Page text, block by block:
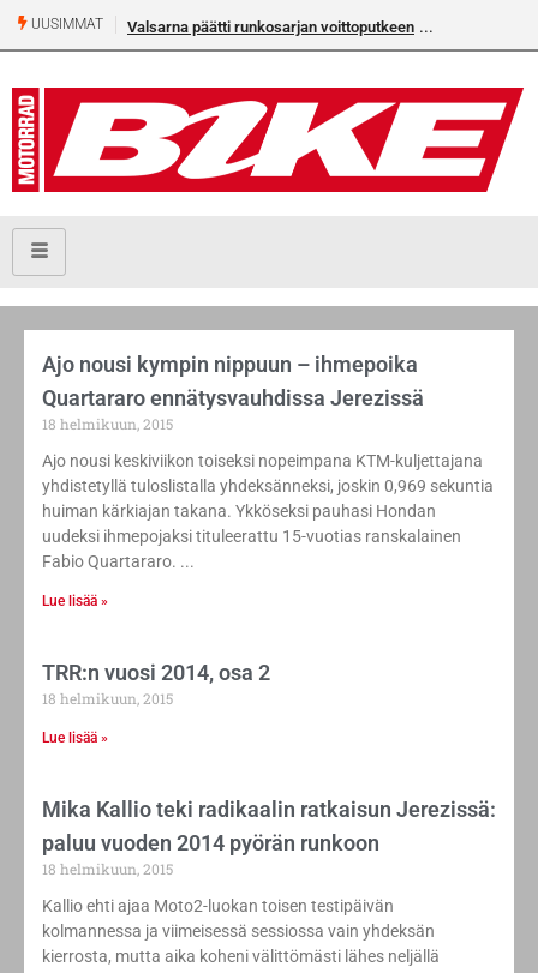
UUSIMMAT Valsarna päätti runkosarjan voittoputkeen
Ajo nousi kympin nippuun – ihmepoika
Quartararo ennätysvauhdissa Jerezissä
18 helmikuun, 2015
Ajo nousi keskiviikon toiseksi nopeimpana KTM-kuljettajana
yhdistetyllä tuloslistalla yhdeksänneksi, joskin 0,969 sekuntia
huiman kärkiajan takana. Ykköseksi pauhasi Hondan
uudeksi ihmepojaksi tituleerattu 15-vuotias ranskalainen
Fabio Quartararo.
Lue lisää »
TRR:n vuosi 2014, osa 2
18 helmikuun, 2015
Lue lisää »
Mika Kallio teki radikaalin ratkaisun Jerezissä:
paluu vuoden 2014 pyörän runkoon
18 helmikuun, 2015
Kallio ehti ajaa Moto2-luokan toisen testipäivän
kolmannessa ja viimeisessä sessiossa vain yhdeksän
kierrosta, mutta aika koheni välittömästi lähes neljällä